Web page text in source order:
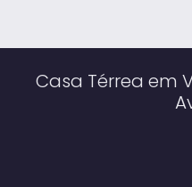
Casa Térrea em